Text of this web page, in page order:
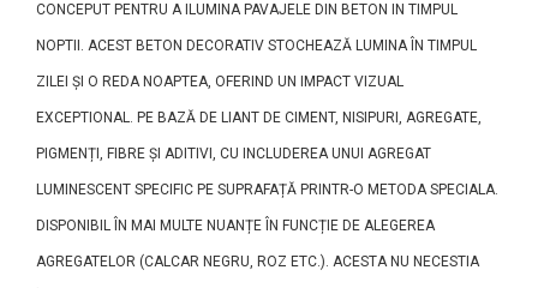
CONCEPUT PENTRU A ILUMINA PAVAJELE DIN BETON IN TIMPUL
NOPTII. ACEST BETON DECORATIV STOCHEAZĂ LUMINA ÎN TIMPUL
ZILEI ȘI O REDA NOAPTEA, OFERIND UN IMPACT VIZUAL
EXCEPTIONAL. PE BAZĂ DE LIANT DE CIMENT, NISIPURI, AGREGATE,
PIGMENȚI, FIBRE ȘI ADITIVI, CU INCLUDEREA UNUI AGREGAT
LUMINESCENT SPECIFIC PE SUPRAFAȚĂ PRINTR-O METODA SPECIALA.
DISPONIBIL ÎN MAI MULTE NUANȚE ÎN FUNCȚIE DE ALEGEREA
AGREGATELOR (CALCAR NEGRU, ROZ ETC.). ACESTA NU NECESTIA